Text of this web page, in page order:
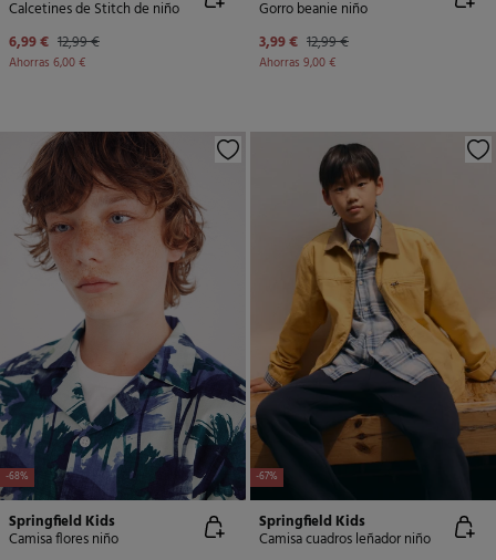
Calcetines de Stitch de niño
6,99 € 12,99 €
Ahorras 6,00 €
Gorro beanie niño
3,99 € 12,99 €
Ahorras 9,00 €
-68%
Springfield Kids
Camisa flores niño
-67%
Springfield Kids
Camisa cuadros leñador niño